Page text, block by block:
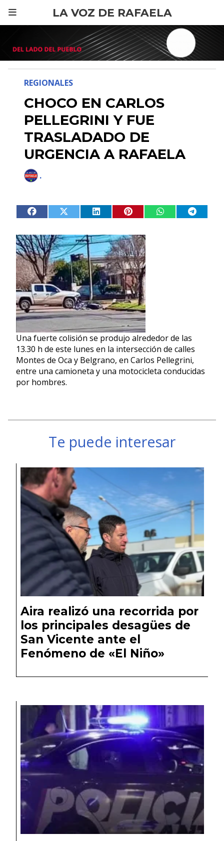
LA VOZ DE RAFAELA
CHOCO EN CARLOS
PELLEGRINI Y FUE
TRASLADADO DE
URGENCIA A RAFAELA
REGIONALES
.
Una fuerte colisión se produjo alrededor de las
13.30 h de este lunes en la intersección de calles
Montes de Oca y Belgrano, en Carlos Pellegrini,
entre una camioneta y una motocicleta conducidas
por hombres.
Te puede interesar
Aira realizó una recorrida por
los principales desagües de
San Vicente ante el
Fenómeno de «El Niño»